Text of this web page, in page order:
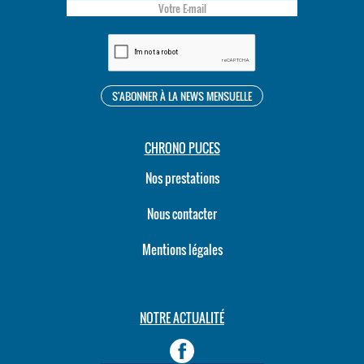
CHRONO PUCES
Nos prestations
Nous contacter
Mentions légales
NOTRE ACTUALITÉ